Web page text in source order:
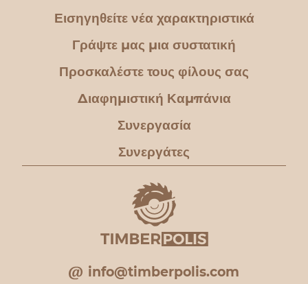
Εισηγηθείτε νέα χαρακτηριστικά
Γράψτε μας μια συστατική
Προσκαλέστε τους φίλους σας
Διαφημιστική Καμπάνια
Συνεργασία
Συνεργάτες
info@timberpolis.com